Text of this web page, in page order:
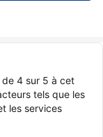
4 sur 5 à cet
tels que les
les services